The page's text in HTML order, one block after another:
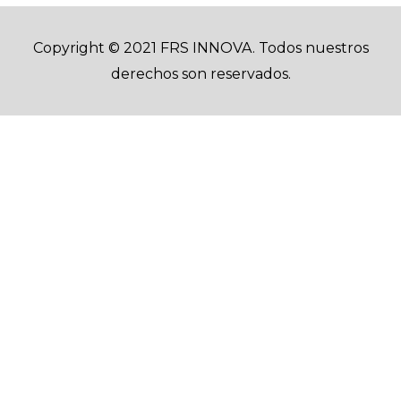
Copyright © 2021 FRS INNOVA. Todos nuestros
derechos son reservados.